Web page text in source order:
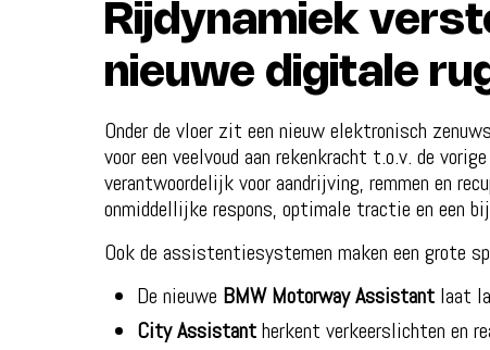
Rijdynamiek
nieuwe digitale
Onder de vloer zit een nieuw elektronisch
voor een veelvoud aan rekenkracht t.o.v. de
verantwoordelijk voor aandrijving, remmen en
onmiddellijke respons, optimale tractie en een
Ook de assistentiesystemen maken een grote
De nieuwe BMW Motorway Assistant laat
City Assistantherkent verkeerslichten en